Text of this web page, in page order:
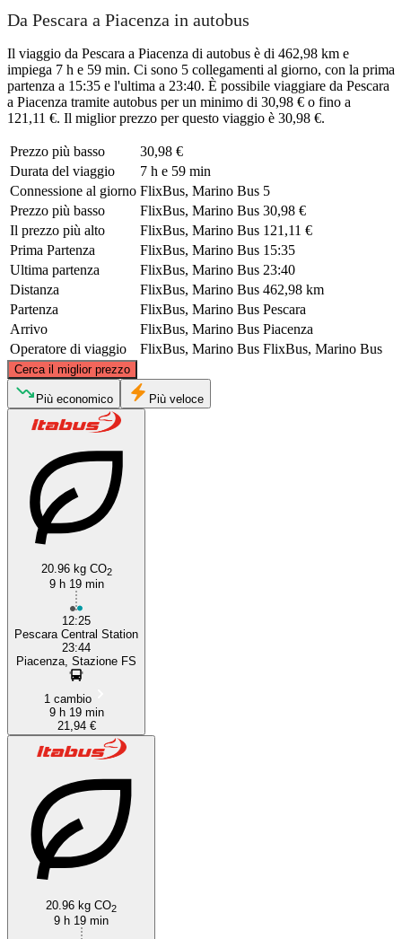
Da Pescara a Piacenza in autobus
Il viaggio da Pescara a Piacenza di autobus è di 462,98 km e
impiega 7 h e 59 min. Ci sono 5 collegamenti al giorno, con la prima
partenza a 15:35 e l'ultima a 23:40. È possibile viaggiare da Pescara
a Piacenza tramite autobus per un minimo di 30,98 € o fino a
121,11 €. Il miglior prezzo per questo viaggio è 30,98 €.
Prezzo più basso
30,98 €
Durata del viaggio
7 h e 59 min
Connessione al giorno FlixBus, Marino Bus 5
Prezzo più basso
FlixBus, Marino Bus 30,98 €
Il prezzo più alto
FlixBus, Marino Bus 121,11 €
Prima Partenza
FlixBus, Marino Bus 15:35
Ultima partenza
FlixBus, Marino Bus 23:40
Distanza
FlixBus, Marino Bus 462,98 km
Partenza
FlixBus, Marino Bus Pescara
Arrivo
FlixBus, Marino Bus Piacenza
Operatore di viaggio
FlixBus, Marino Bus FlixBus, Marino Bus
Cerca il miglior prezzo
Piacenza
©CARTO, © OpenStreetMap contributors
Più economico Più veloce
20.96 kg CO2
9 h 19 min
12:25
Pescara Central Station
23:44
Piacenza, Stazione FS
1 cambio
9 h 19 min
21,94 €
20.96 kg CO2
9 h 19 min